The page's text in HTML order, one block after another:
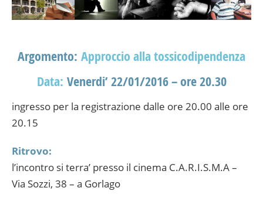
Argomento: Approccio alla tossicodipendenza
Data: Venerdi’ 22/01/2016 – ore 20.30
ingresso per la registrazione dalle ore 20.00 alle ore
20.15
Ritrovo:
l’incontro si terra’ presso il cinema C.A.R.I.S.M.A –
Via Sozzi, 38 – a Gorlago